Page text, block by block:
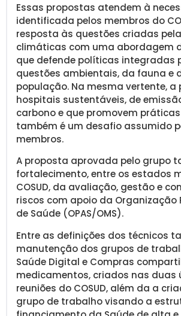
Essas propostas atendem à
identificada pelos membros do
resposta às questões criadas
climáticas com uma abordagem
que defende políticas integradas
questões ambientais, da fauna e
população. Na mesma vertente, a
hospitais sustentáveis, de
carbono e que promovem
também é um desafio assumido
membros.
A proposta aprovada pelo grupo
fortalecimento, entre os estados
COSUD, da avaliação, gestão e
riscos com apoio da Organização
de Saúde (OPAS/OMS).
Entre as definições dos técnicos
manutenção dos grupos de
Saúde Digital e Compras
medicamentos, criados nas duas
reuniões do COSUD, além da a
grupo de trabalho visando a